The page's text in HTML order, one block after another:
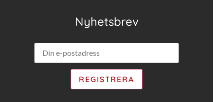
Nyhetsbrev